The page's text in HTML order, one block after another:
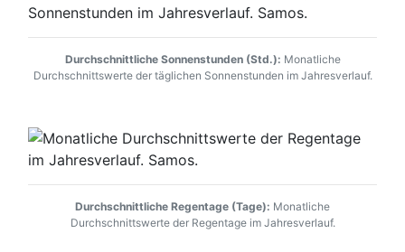
Durchschnittliche Sonnenstunden (Std.): Monatliche
Durchschnittswerte der täglichen Sonnenstunden im Jahresverlauf.
Durchschnittliche Regentage (Tage): Monatliche
Durchschnittswerte der Regentage im Jahresverlauf.